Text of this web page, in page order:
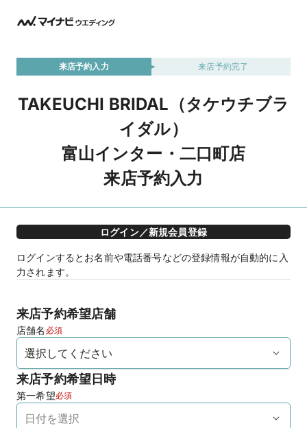
来店予約入力 来店予約完了
TAKEUCHI BRIDAL（タケウチブラ
イダル）
富山インター・二口町店
来店予約入力
ログイン／新規会員登録
ログインするとお名前や電話番号などの登録情報が自動的に入
力されます。
来店予約希望店舗
店舗名 必須
来店予約希望日時
第一希望必須